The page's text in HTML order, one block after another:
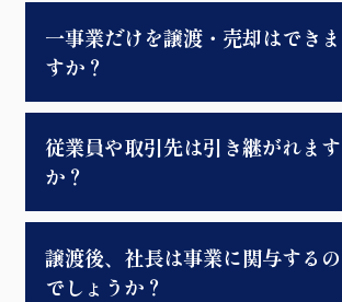
一事業だけを譲渡・売却はできま
すか？
従業員や取引先は引き継がれます
か？
譲渡後、社長は事業に関与するの
でしょうか？